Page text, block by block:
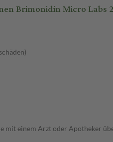
Brimonidin Micro Labs
mit einem Arzt oder Apotheker